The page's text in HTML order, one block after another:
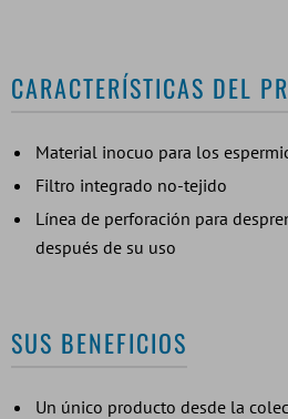
CARACTERÍSTICAS DEL
Material inocuo para los
Filtro integrado no-tejido
Línea de perforación para
después de su uso
SUS BENEFICIOS
Un único producto desde la